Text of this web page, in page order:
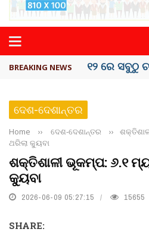
BREAKING NEWS କେରଳରେ
ଦେଶ-ଦେଶାନ୍ତର
Home ›› ଦେଶ-ଦେଶାନ୍ତର ››
ଥରିଲା କ୍ୟୁବା
ଶକ୍ତିଶାଳୀ ଭୂକମ୍ପ: ୬.୧
କ୍ୟୁବା
2026-06-09 05:27:15 15655
SHARE: